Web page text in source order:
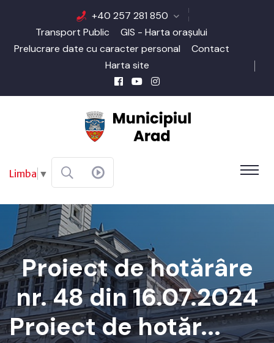
+40 257 281 850
Transport Public
GIS - Harta orașului
Prelucrare date cu caracter personal
Contact
Harta site
Limba ▼
Proiect de hotărâre
nr. 48 din 16.07.2024
Proiect de hotăr...